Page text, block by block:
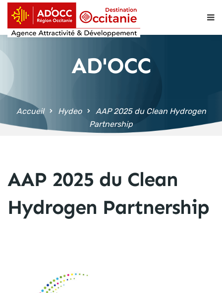
principal
AD'OCC
Accueil Hydeo
AAP 2025 du Clean Hydrogen
Partnership
AAP 2025 du Clean
Hydrogen Partnership